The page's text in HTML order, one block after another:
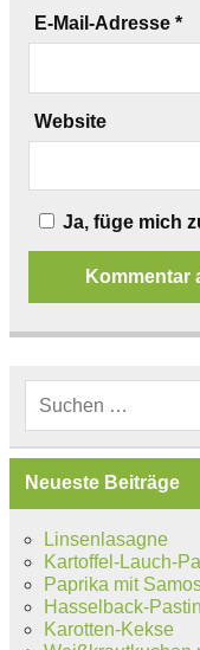
E-Mail-Adresse *
Website
Ja, füge mich
Neueste Beiträge
Linsenlasagne
Kartoffel-Lauch-
Paprika mit
Hasselback-
Karotten-Kekse